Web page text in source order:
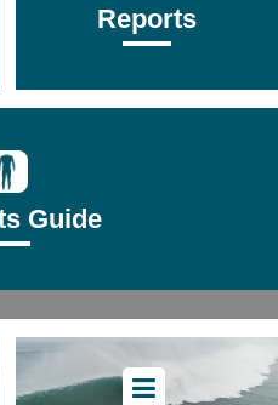
Reports
Guide